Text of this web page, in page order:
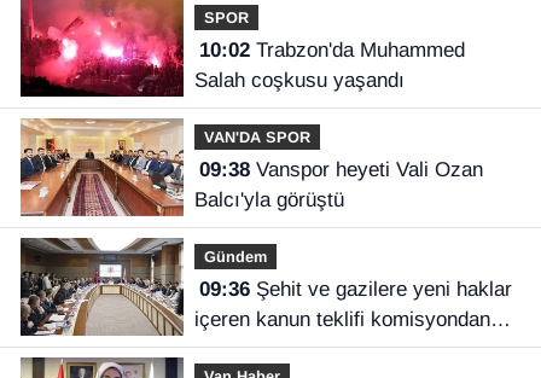
SPOR
10:02Trabzon'da Muhammed
Salah coşkusu yaşandı
VAN'DA SPOR
09:38Vanspor heyeti Vali Ozan
Balcı'yla görüştü
Gündem
09:36Şehit ve gazilere yeni haklar
içeren kanun teklifi komisyondan
geçti